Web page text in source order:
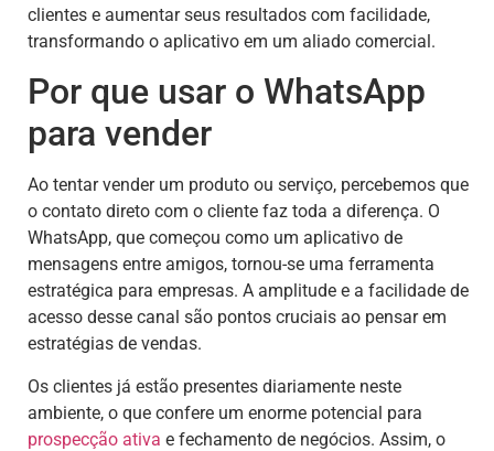
clientes e aumentar seus resultados com facilidade,
transformando o aplicativo em um aliado comercial.
Por que usar o WhatsApp
para vender
Ao tentar vender um produto ou serviço, percebemos que
o contato direto com o cliente faz toda a diferença. O
WhatsApp, que começou como um aplicativo de
mensagens entre amigos, tornou-se uma ferramenta
estratégica para empresas. A amplitude e a facilidade de
acesso desse canal são pontos cruciais ao pensar em
estratégias de vendas.
Os clientes já estão presentes diariamente neste
ambiente, o que confere um enorme potencial para
prospecção ativa e fechamento de negócios. Assim, o